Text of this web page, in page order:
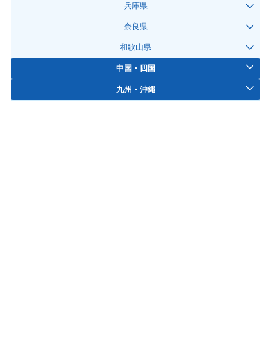
兵庫県
奈良県
和歌山県
中国・四国
九州・沖縄